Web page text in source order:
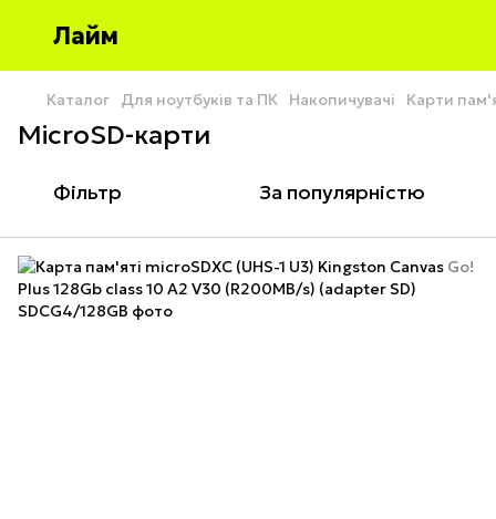
Лайм
Каталог Для ноутбуків та ПК Накопичувачі Карти
MicroSD-карти
Фільтр За популярністю